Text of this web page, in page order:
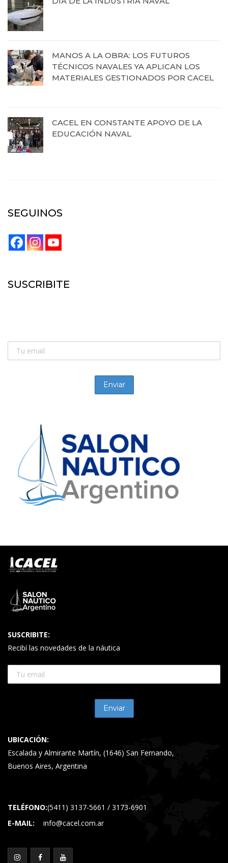
MANOS A LA OBRA: LOS FUTUROS
TÉCNICOS NAVALES YA APLICAN LOS
MATERIALES GESTIONADOS POR CACEL
CACEL EN CONSTANTE APOYO DE LA
EDUCACIÓN NAVAL
SEGUINOS
SUSCRIBITE
SUSCRIBITE:
Recibí las novedades de la náutica
UBICACIÓN:
Escalada y Almirante Martín, (1646) San Fernando,
Buenos Aires, Argentina
TELÉFONO:(5411) 3137-5661 / 3173-6901
E-MAIL:
info@cacel.com.ar